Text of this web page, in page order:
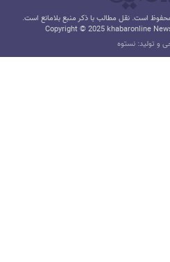
است. نقل مطالب با ذکر منبع بلامانع است.
Copyright © 2025 khabaronline
و تولید: نستوه